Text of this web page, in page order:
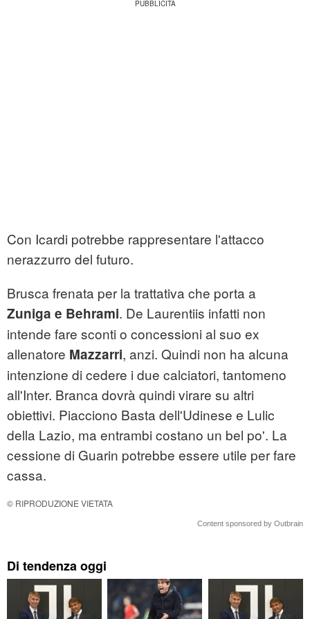
Con Icardi potrebbe rappresentare l'attacco
nerazzurro del futuro.
Brusca frenata per la trattativa che porta a
Zuniga e Behrami. De Laurentiis infatti non
intende fare sconti o concessioni al suo ex
allenatore Mazzarri, anzi. Quindi non ha alcuna
intenzione di cedere i due calciatori, tantomeno
all'Inter. Branca dovrà quindi virare su altri
obiettivi. Piacciono Basta dell'Udinese e Lulic
della Lazio, ma entrambi costano un bel po'. La
cessione di Guarin potrebbe essere utile per fare
cassa.
© RIPRODUZIONE VIETATA
Content sponsored by Outbrain
Di tendenza oggi